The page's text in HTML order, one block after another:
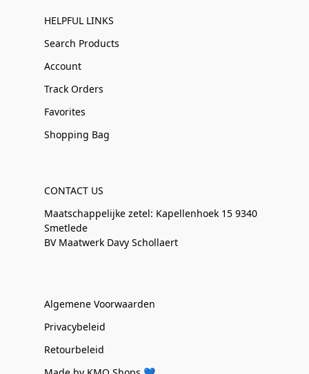
HELPFUL LINKS
Search Products
Account
Track Orders
Favorites
Shopping Bag
CONTACT US
Maatschappelijke zetel: Kapellenhoek 15 9340
Smetlede
BV Maatwerk Davy Schollaert
Algemene Voorwaarden
Privacybeleid
Retourbeleid